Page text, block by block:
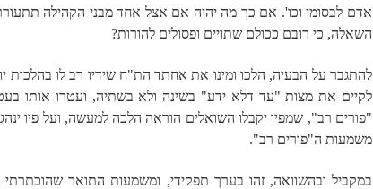
אדם לבסומי וכו'. אם כך מה יהיה אם אצל אחד מבני הקהילה
השאלה, כי רובם ככולם שתויים ופסולים להורות?
להתגבר על הבעיה, הלכו ומינו את אחתד הת"ח שידיו רב לו בהלכות
לקיים את מצות "עד דלא ידע" בשינה ולא בשתיה, ועטרו אותו
"פורים רב", שמפיו יקבלו השואלים הוראה הלכה למעשה, ועל פיו
משמעות ה"פורים רב".
במקביל ובהשוואה, זהו בערך תפקידי, ומשמעות התואר שהוכתרתי